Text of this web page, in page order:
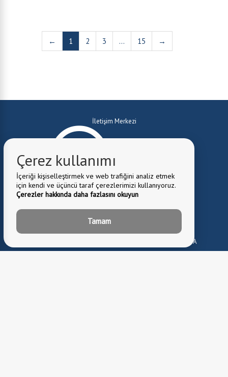
← 1 2 3 ... 15 →
İletişim Merkezi
Whatsapp Hattımız
Kale Mah. Cuma Cad. No:1 Kestel \ BURSA
Çerez kullanımı
İçeriği kişiselleştirmek ve web trafiğini analiz etmek
için kendi ve üçüncü taraf çerezlerimizi kullanıyoruz.
Çerezler hakkında daha fazlasını okuyun
Tamam